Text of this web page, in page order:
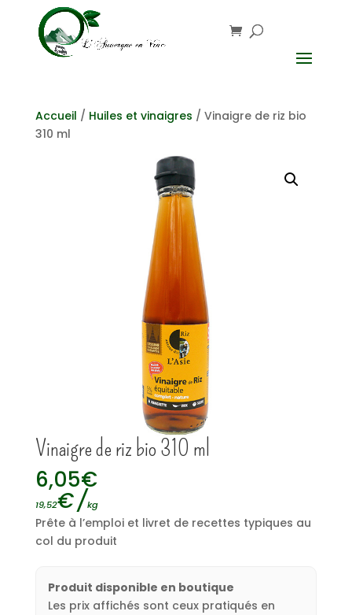
Accueil / Huiles et vinaigres / Vinaigre de riz bio
310 ml
Vinaigre de riz bio 310 ml
6,05€
19,52€/kg
Prête à l’emploi et livret de recettes typiques au
col du produit
Produit disponible en boutique
Les prix affichés sont ceux pratiqués en